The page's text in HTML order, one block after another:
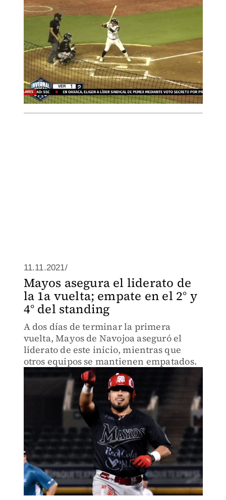
11.11.2021/
Mayos asegura el liderato de
la 1a vuelta; empate en el 2° y
4° del standing
A dos días de terminar la primera
vuelta, Mayos de Navojoa aseguró el
liderato de este inicio, mientras que
otros equipos se mantienen empatados.